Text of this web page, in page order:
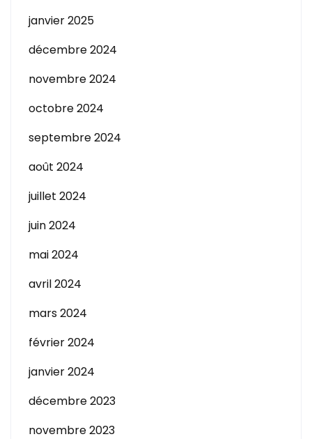
janvier 2025
décembre 2024
novembre 2024
octobre 2024
septembre 2024
août 2024
juillet 2024
juin 2024
mai 2024
avril 2024
mars 2024
février 2024
janvier 2024
décembre 2023
novembre 2023